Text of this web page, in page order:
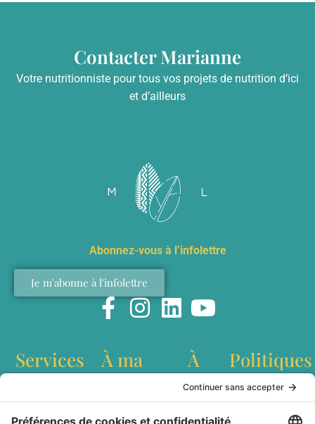
Contacter Marianne
Votre nutritionniste pour tous vos projets de nutrition d’ici
et d’ailleurs
Abonnez-vous à l’infolettre
Je m'abonne à l'infolettre
Services
interculturelles
Ateliers de
À ma
À
propos
Politiques
Politique de
confidentialité
Conditions